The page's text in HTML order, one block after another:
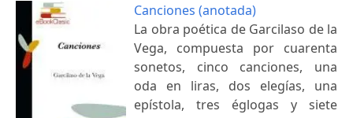
Canciones (anotada)
La obra poética de Garcilaso de la
Vega, compuesta por cuarenta
sonetos, cinco canciones, una
oda en liras, dos elegías, una
epístola, tres églogas y siete